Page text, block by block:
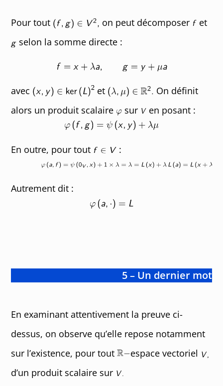
Pour tout on peut décomposer
et
selon la somme directe :
avec et
On définit
alors un produit scalaire
sur en posant :
En outre, pour tout :
Autrement dit :
5 – Un dernier mot
En examinant attentivement la preuve ci-
dessus, on observe qu’elle repose notamment
sur l’existence, pour tout
espace vectoriel
d’un produit scalaire sur